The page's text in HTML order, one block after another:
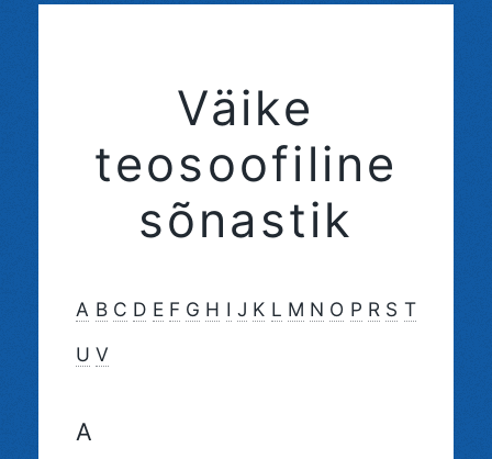
Väike
teosoofiline
sõnastik
A B C D E F G H I J K L M N O P R S T
U V
A